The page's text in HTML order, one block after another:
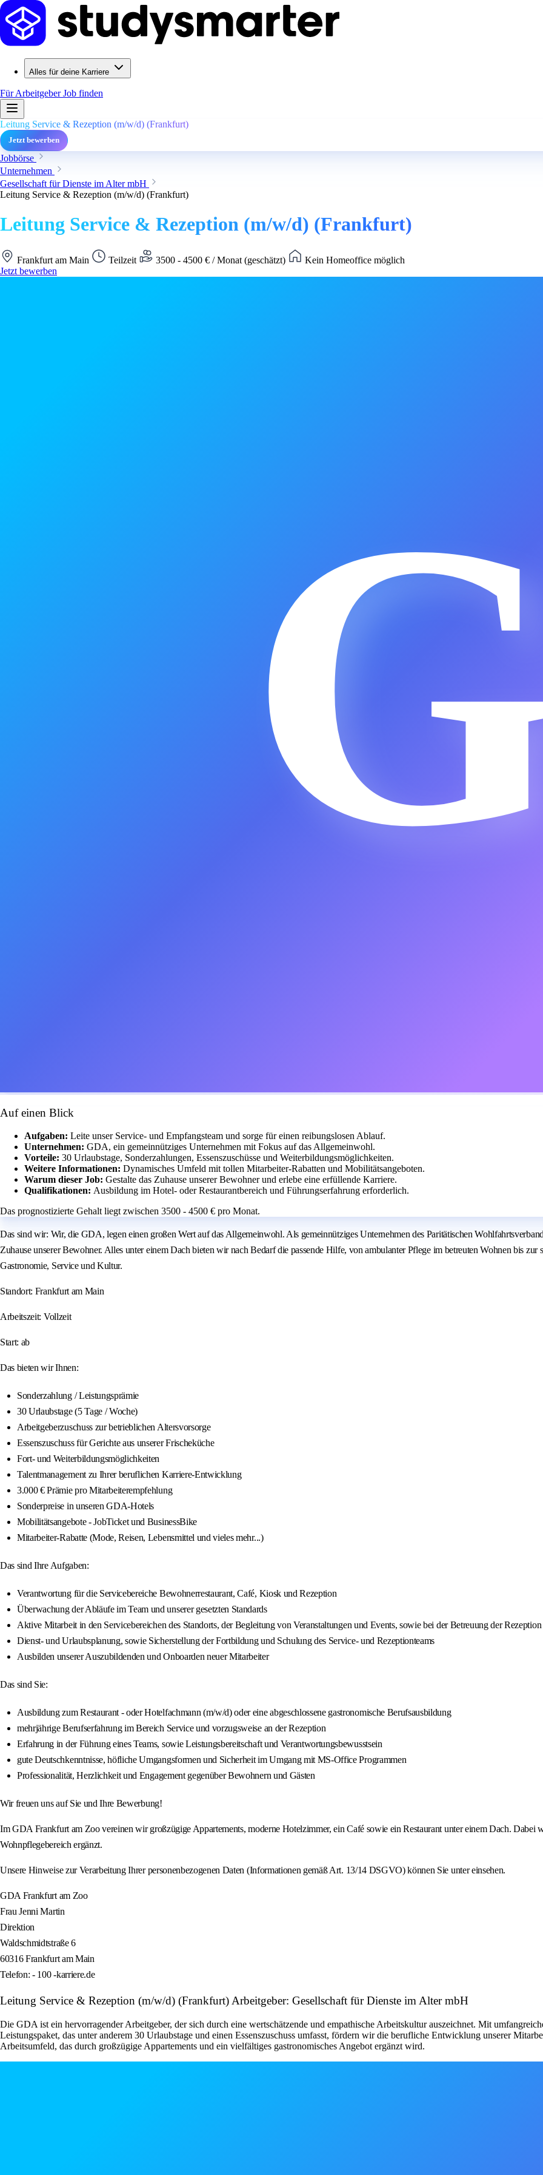
Alles für deine Karriere
Für ArbeitgeberJob finden
Leitung Service & Rezeption (m/w/d) (Frankfurt)
Jetzt bewerben
Jobbörse
Unternehmen
Gesellschaft für Dienste im Alter mbH
Leitung Service & Rezeption (m/w/d) (Frankfurt)
Leitung Service & Rezeption (m/w/d) (Frankfurt)
Frankfurt am Main Teilzeit 3500 - 4500 € / Monat (geschätzt)
Kein Homeoffice möglich
Jetzt bewerben
Auf einen Blick
Aufgaben: Leite unser Service- und Empfangsteam und sorge für einen reibungslosen Ablauf.
Unternehmen: GDA, ein gemeinnütziges Unternehmen mit Fokus auf das Allgemeinwohl.
Vorteile: 30 Urlaubstage, Sonderzahlungen, Essenszuschüsse und Weiterbildungsmöglichkeiten.
Weitere Informationen: Dynamisches Umfeld mit tollen Mitarbeiter-Rabatten und Mobilitätsangeboten.
Warum dieser Job: Gestalte das Zuhause unserer Bewohner und erlebe eine erfüllende Karriere.
Qualifikationen: Ausbildung im Hotel- oder Restaurantbereich und Führungserfahrung erforderlich.
Das prognostizierte Gehalt liegt zwischen 3500 - 4500 € pro Monat.
Das sind wir: Wir, die GDA, legen einen großen Wert auf das Allgemeinwohl. Als gemeinnütziges Unternehmen des Paritätischen
Zuhause unserer Bewohner. Alles unter einem Dach bieten wir nach Bedarf die passende Hilfe, von ambulanter Pflege im betreuten Wohnen bis
Gastronomie, Service und Kultur.
Standort: Frankfurt am Main
Arbeitszeit: Vollzeit
Start: ab
Das bieten wir Ihnen:
Sonderzahlung / Leistungsprämie
30 Urlaubstage (5 Tage / Woche)
Arbeitgeberzuschuss zur betrieblichen Altersvorsorge
Essenszuschuss für Gerichte aus unserer Frischeküche
Fort- und Weiterbildungsmöglichkeiten
Talentmanagement zu Ihrer beruflichen Karriere-Entwicklung
3.000 € Prämie pro Mitarbeiterempfehlung
Sonderpreise in unseren GDA-Hotels
Mobilitätsangebote - JobTicket und BusinessBike
Mitarbeiter-Rabatte (Mode, Reisen, Lebensmittel und vieles mehr...)
Das sind Ihre Aufgaben:
Verantwortung für die Servicebereiche Bewohnerrestaurant, Café, Kiosk und Rezeption
Überwachung der Abläufe im Team und unserer gesetzten Standards
Aktive Mitarbeit in den Servicebereichen des Standorts, der Begleitung von Veranstaltungen und Events, sowie bei der Betreuung der Rezeption
Dienst- und Urlaubsplanung, sowie Sicherstellung der Fortbildung und Schulung des Service- und Rezeptionteams
Ausbilden unserer Auszubildenden und Onboarden neuer Mitarbeiter
Das sind Sie:
Ausbildung zum Restaurant - oder Hotelfachmann (m/w/d) oder eine abgeschlossene gastronomische Berufsausbildung
mehrjährige Berufserfahrung im Bereich Service und vorzugsweise an der Rezeption
Erfahrung in der Führung eines Teams, sowie Leistungsbereitschaft und Verantwortungsbewusstsein
gute Deutschkenntnisse, höfliche Umgangsformen und Sicherheit im Umgang mit MS-Office Programmen
Professionalität, Herzlichkeit und Engagement gegenüber Bewohnern und Gästen
Wir freuen uns auf Sie und Ihre Bewerbung!
Im GDA Frankfurt am Zoo vereinen wir großzügige Appartements, moderne Hotelzimmer, ein Café sowie ein Restaurant unter einem Dach. Dabei
Wohnpflegebereich ergänzt.
Unsere Hinweise zur Verarbeitung Ihrer personenbezogenen Daten (Informationen gemäß Art. 13/14 DSGVO) können Sie unter einsehen.
GDA Frankfurt am Zoo
Frau Jenni Martin
Direktion
Waldschmidtstraße 6
60316 Frankfurt am Main
Telefon: - 100 -karriere.de
Leitung Service & Rezeption (m/w/d) (Frankfurt) Arbeitgeber: Gesellschaft für Dienste im Alter mbH
Die GDA ist ein hervorragender Arbeitgeber, der sich durch eine wertschätzende und empathische Arbeitskultur auszeichnet. Mit
Leistungspaket, das unter anderem 30 Urlaubstage und einen Essenszuschuss umfasst, fördern wir die berufliche Entwicklung unserer
Arbeitsumfeld, das durch großzügige Appartements und ein vielfältiges gastronomisches Angebot ergänzt wird.